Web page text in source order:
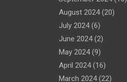
August 2024(20)
July 2024(6)
June 2024(2)
May 2024(9)
April 2024(16)
March 2024(22)